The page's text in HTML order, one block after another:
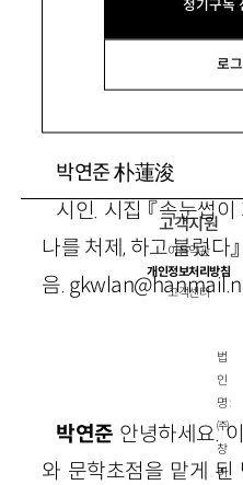
정기구독
로
소설가. 소설집 『
박연준朴蓮浚
시인. 시집 『속눈썹이
나를 처제, 하고 불렀다
음.
박연준 안녕하세요.
와 문학초점을 맡게 된
고객지원
이용약관
개인정보처리방침
고객센터
법
인
명 :
㈜
창
비